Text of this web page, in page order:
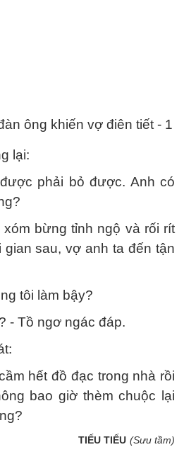
lại:
phải bỏ được. Anh có
bừng tỉnh ngộ và rối rít
sau, vợ anh ta đến tận
tôi làm bậy?
- Tồ ngơ ngác đáp.
hết đồ đạc trong nhà rồi
bao giờ thèm chuộc lại
TIẾU TIẾU (Sưu tầm)